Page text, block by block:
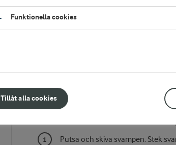
Gör så här
Putsa och skiva svampen. Stek
Tillåt alla cookies
Funktionella cookies